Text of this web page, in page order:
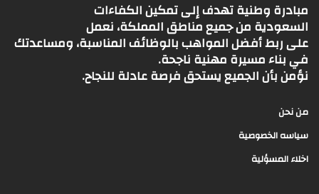
مبادرة وطنية تهدف إلى تمكين الكفاءات
السعودية من جميع مناطق المملكة، نعمل
على ربط أفضل المواهب بالوظائف المناسبة، ومساعدتك
في بناء مسيرة مهنية ناجحة.
نؤمن بأن الجميع يستحق فرصة عادلة للنجاح.
من نحن
سياسه الخصوصية
اخلاء المسؤلية